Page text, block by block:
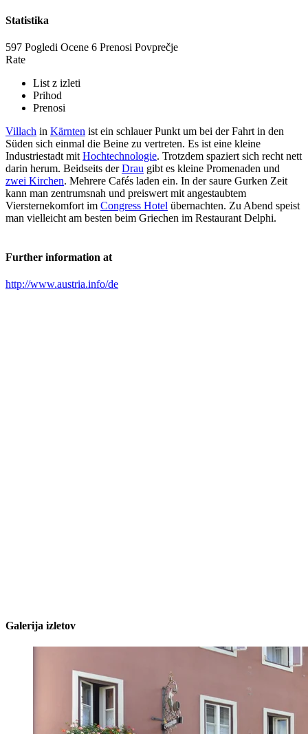
Statistika
597 Pogledi Ocene 6 Prenosi Povprečje
Rate
List z izleti
Prihod
Prenosi
Villach in Kärnten ist ein schlauer Punkt um bei der Fahrt in den
Süden sich einmal die Beine zu vertreten. Es ist eine kleine
Industriestadt mit Hochtechnologie. Trotzdem spaziert sich recht nett
darin herum. Beidseits derDrau gibt es kleine Promenaden und
zwei Kirchen. Mehrere Cafés laden ein. In der saure Gurken Zeit
kann man zentrumsnah und preiswert mit angestaubtem
Viersternekomfort im Congress Hotel übernachten. Zu Abend speist
man vielleicht am besten beim Griechen im Restaurant Delphi.
Further information at
http://www.austria.info/de
Galerija izletov